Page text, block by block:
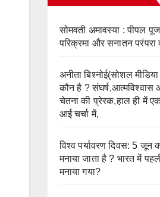
सोमवती अमावस्या : पीपल
परिक्रमा और सनातन परंपरा
अनीता बिश्नोई(सोशल
कौन है ? संघर्ष,आत्मविश्वास
चेतना की प्रेरक,हाल ही में
आई चर्चा में,
विश्व पर्यावरण दिवस: 5 जून
मनाया जाता है ? भारत में
मनाया गया?